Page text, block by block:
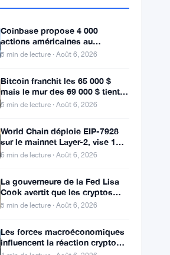
Coinbase propose 4 000
Royaume-Uni avec trading 24/5
sans commission
5 min de lecture · Août 6, 2026
Bitcoin franchit les 65 000 $
alors que les données sur
l’emploi se profilent
5 min de lecture · Août 6, 2026